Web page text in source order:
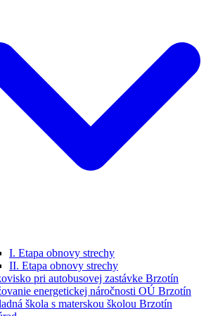
I. Etapa obnovy strechy
II. Etapa obnovy strechy
pri autobusovej zastávke Brzotín
energetickej náročnosti OÚ Brzotín
škola s materskou školou Brzotín